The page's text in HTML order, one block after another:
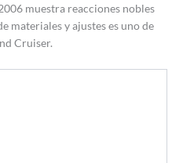
muestra reacciones nobles
materiales y ajustes es uno de
Cruiser.